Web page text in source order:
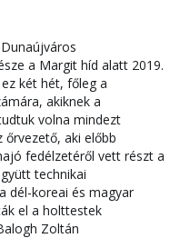
a Margit híd alatt 2019.
két hét, főleg a
akiknek a
volna mindezt
őrvezető, aki előbb
fedélzetéről vett részt a
technikai
dél-koreai és magyar
el a holttestek
Zoltán